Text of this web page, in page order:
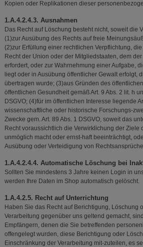
Kopien oder Replikationen dieser
1.A.4.2.4.3. Ausnahmen
Das Recht auf Löschung besteht nicht, soweit die
(1)zur Ausübung des Rechts auf freie
(2)zur Erfüllung einer rechtlichen Verpflichtung,
Recht der Union oder der Mitgliedstaaten, dem
erfordert, oder zur Wahrnehmung einer Aufgabe,
liegt oder in Ausübung öffentlicher Gewalt erfolgt,
übertragen wurde; (3)aus Gründen des
öffentlichen Gesundheit gemäß Art. 9 Abs. 2 lit. h
DSGVO; (4)für im öffentlichen Interesse liegende
wissenschaftliche oder historische Forschungs-
Zwecke gem. Art. 89 Abs. 1 DSGVO, soweit das
Recht voraussichtlich die Verwirklichung der Ziele
unmöglich macht oder ernst-haft beeinträchtigt,
Ausübung oder Verteidigung von
1.A.4.2.4.4. Automatische Löschung bei
Sollten Sie mindestens 3 Jahre keinen Login in
werden Ihre Daten im Shop automatisch gelöscht.
1.A.4.2.5. Recht auf Unterrichtung
Haben Sie das Recht auf Berichtigung, Löschung
Verarbeitung gegenüber uns geltend gemacht,
Empfängern, denen die Sie betreffenden
offengelegt wurden, diese Berichtigung oder
Einschränkung der Verarbeitung mit-zuteilen, es